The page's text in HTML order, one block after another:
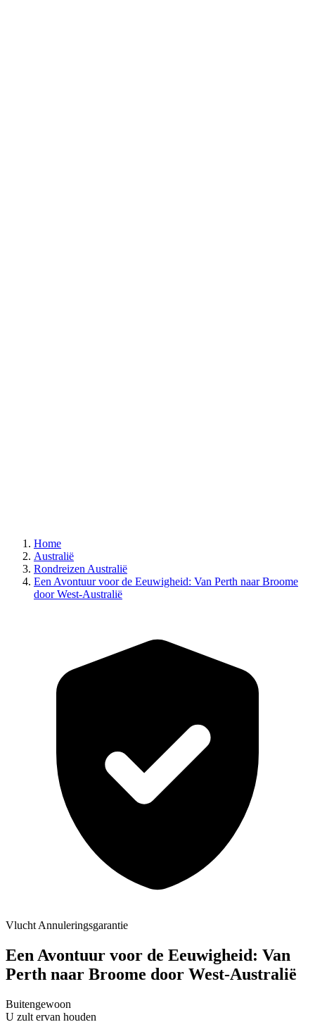
Home
Australië
Rondreizen Australië
Een Avontuur voor de Eeuwigheid: Van Perth naar Broome
door West-Australië
Vlucht Annuleringsgarantie
Een Avontuur voor de Eeuwigheid: Van
Perth naar Broome door West-Australië
Buitengewoon
U zult ervan houden